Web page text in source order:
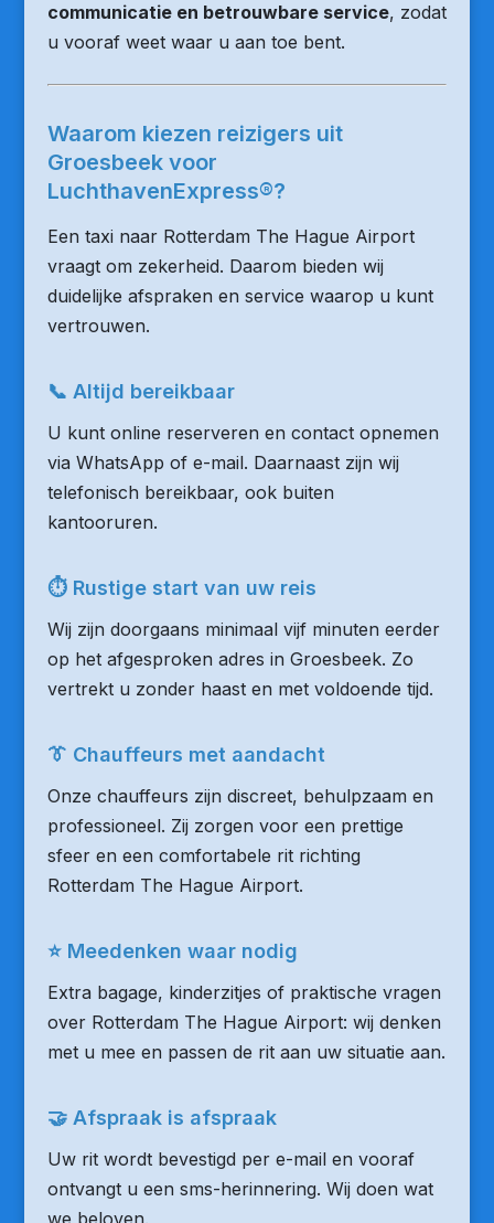
communicatie en betrouwbare service, zodat
u vooraf weet waar u aan toe bent.
Waarom kiezen reizigers uit
Groesbeek voor
LuchthavenExpress®?
Een taxi naar Rotterdam The Hague Airport
vraagt om zekerheid. Daarom bieden wij
duidelijke afspraken en service waarop u kunt
vertrouwen.
📞 Altijd bereikbaar
U kunt online reserveren en contact opnemen
via WhatsApp of e-mail. Daarnaast zijn wij
telefonisch bereikbaar, ook buiten
kantooruren.
⏱ Rustige start van uw reis
Wij zijn doorgaans minimaal vijf minuten eerder
op het afgesproken adres in Groesbeek. Zo
vertrekt u zonder haast en met voldoende tijd.
👔 Chauffeurs met aandacht
Onze chauffeurs zijn discreet, behulpzaam en
professioneel. Zij zorgen voor een prettige
sfeer en een comfortabele rit richting
Rotterdam The Hague Airport.
⭐ Meedenken waar nodig
Extra bagage, kinderzitjes of praktische vragen
over Rotterdam The Hague Airport: wij denken
met u mee en passen de rit aan uw situatie aan.
🤝 Afspraak is afspraak
Uw rit wordt bevestigd per e-mail en vooraf
ontvangt u een sms-herinnering. Wij doen wat
we beloven.